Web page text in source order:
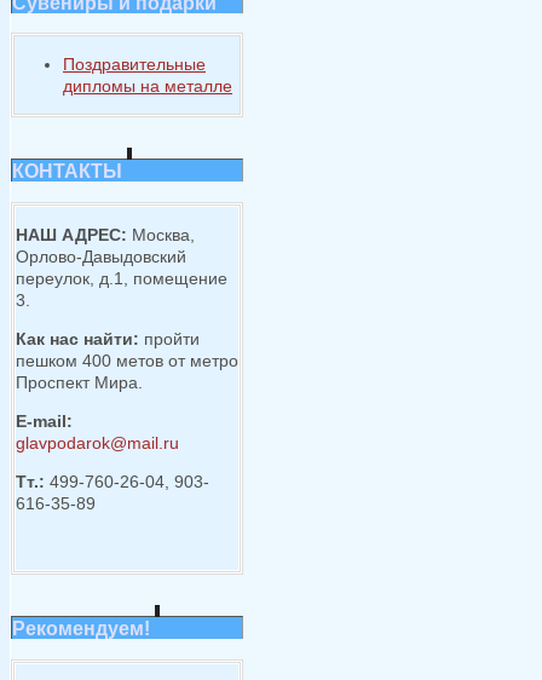
Поздравительные
дипломы на металле
КОНТАКТЫ
НАШ АДРЕС: Москва,
Орлово-Давыдовский
переулок, д.1, помещение
3.
Как нас найти: пройти
пешком 400 метов от метро
Проспект Мира.
E-mail:
glavpodarok@mail.ru
Тт.: 499-760-26-04, 903-
616-35-89
Рекомендуем!